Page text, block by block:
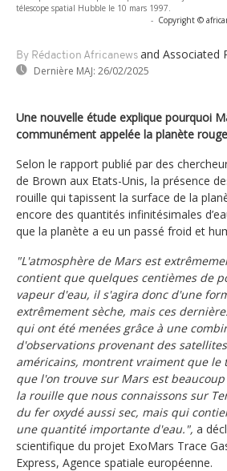
télescope spatial Hubble le 10 mars 1997.
- Copyright ©
By Rédaction Africanews and Associated
Dernière MAJ: 26/02/2025
Une nouvelle étude explique pourquoi
communément appelée la planète
Selon le rapport publié par des
de Brown aux Etats-Unis, la présence
rouille qui tapissent la surface de la
encore des quantités infinitésimales
que la planète a eu un passé froid et
"L'atmosphère de Mars est
contient que quelques centièmes de
vapeur d'eau, il s'agira donc d'une
extrêmement sèche, mais ces
qui ont été menées grâce à une
d'observations provenant des
américains, montrent vraiment que le
que l'on trouve sur Mars est
la rouille que nous connaissons sur
du fer oxydé aussi sec, mais qui
une quantité importante d'eau.", a
scientifique du projet ExoMars Trace
Express, Agence spatiale européenne.